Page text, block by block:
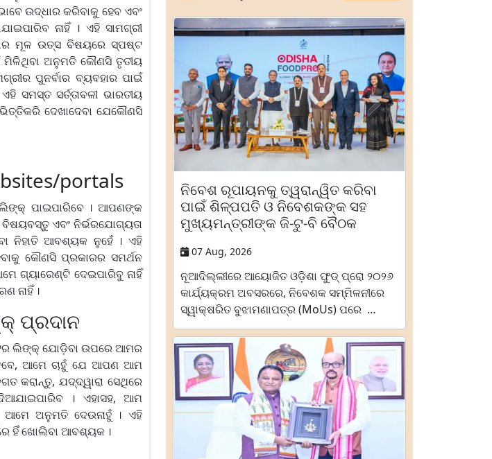
ଉଦ୍ଧାର କରିବାକୁ ହେବ ଏବଂ
ନାହିଁ । ଏହି ସାମଗ୍ରୀ
ମୂଳ ଉତ୍ସ ବିଷୟରେ ସ୍ପଷ୍ଟ
ମିଳିଥିବା ଅନୁମତି କୌଣସି ତୃତୀୟ
ପୁନର୍ବାର ବ୍ୟବହାର ପାଇଁ
ସମସ୍ତ ସର୍ତ୍ତାବଳୀ ଭାରତୀୟ
ଦେଖାଦେବା ଯେକୌଣସି
portals
ପାଇପାରିବେ । ଆପଣଙ୍କ
ଏବଂ ନିର୍ଭରଯୋଗ୍ୟତା
ନିହାତି ଆବଶ୍ୟକ ନୁହେଁ । ଏହି
କୌଣସି ପ୍ରକାରର ସମର୍ଥନ
ଗ୍ୟାରେଣ୍ଟି ଦେଇପାରିବୁ ନାହିଁ
ନାହିଁ ।
ପ୍ରଦାନ
ଲିଙ୍କ୍ ଯୋଡ଼ିବା ଉପରେ ଆମର
ଆମେ ଚାହୁଁ ଯେ ଆପଣ ଆମ
କରାନ୍ତୁ, ଯଦ୍ଦ୍ୱାରା ସେଥିରେ
। ଏହାସହ, ଆମ
ଅନୁମତି ଦେଉନାହୁଁ । ଏହି
ହିଁ ଖୋଲିବା ଆବଶ୍ୟକ ।
ନିବେଶ ରୂପାୟନକୁ ତ୍ୱରାନ୍ୱିତ କରିବା
ପାଇଁ ଶିଳ୍ପପତି ଓ ନିବେଶକଙ୍କ ସହ
ମୁଖ୍ୟମନ୍ତ୍ରୀଙ୍କ ଜି-ଟୁ-ବି ବୈଠକ
07 Aug, 2026
ନୂଆଦିଲ୍ଲୀରେ ଆୟୋଜିତ ଓଡ଼ିଶା ଫୁଡ୍ ପ୍ରୋ ୨୦୨୬
କାର୍ଯ୍ୟକ୍ରମ ଅବସରରେ, ନିବେଶକ ସମ୍ମିଳନୀରେ
ସ୍ୱାକ୍ଷରିତ ବୁଝାମଣାପତ୍ର (MoUs) ପରେ …